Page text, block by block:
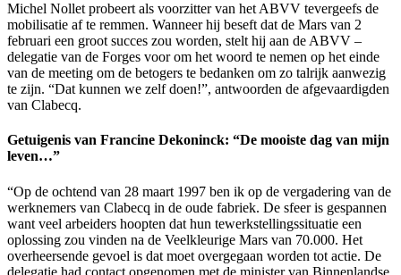
Michel Nollet probeert als voorzitter van het ABVV tevergeefs de
mobilisatie af te remmen. Wanneer hij beseft dat de Mars van 2
februari een groot succes zou worden, stelt hij aan de ABVV –
delegatie van de Forges voor om het woord te nemen op het einde
van de meeting om de betogers te bedanken om zo talrijk aanwezig
te zijn. “Dat kunnen we zelf doen!”, antwoorden de afgevaardigden
van Clabecq.
Getuigenis van Francine Dekoninck: “De mooiste dag van mijn
leven…”
“Op de ochtend van 28 maart 1997 ben ik op de vergadering van de
werknemers van Clabecq in de oude fabriek. De sfeer is gespannen
want veel arbeiders hoopten dat hun tewerkstellingssituatie een
oplossing zou vinden na de Veelkleurige Mars van 70.000. Het
overheersende gevoel is dat moet overgegaan worden tot actie. De
delegatie had contact opgenomen met de minister van Binnenlandse